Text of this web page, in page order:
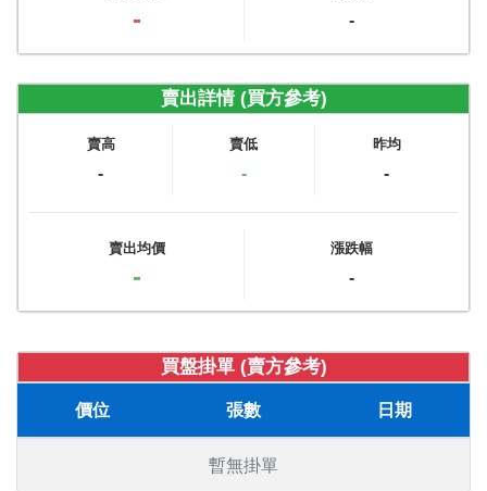
- -
賣出詳情 (買方參考)
賣高
-
賣低
-
昨均
-
賣出均價
-
漲跌幅
-
買盤掛單 (賣方參考)
價位 張數 日期
暫無掛單